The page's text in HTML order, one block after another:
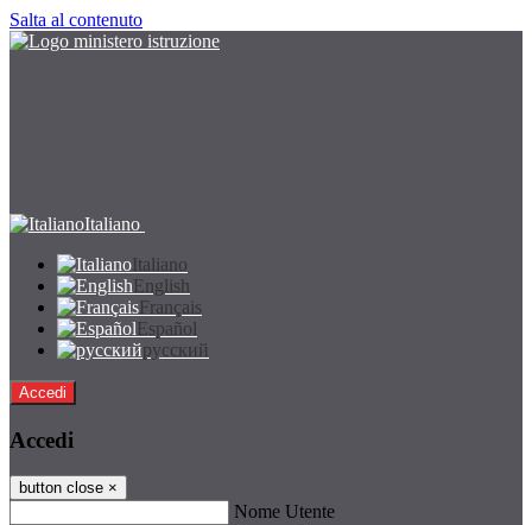
Salta al contenuto
Italiano
Italiano
English
Français
Español
русский
Accedi
Accedi
button close ×
Nome Utente